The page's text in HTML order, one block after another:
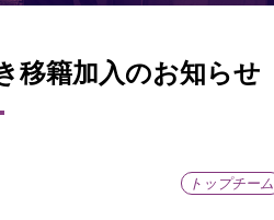
移籍加入のお知らせ
トップチーム